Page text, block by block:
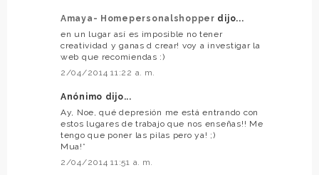
Amaya- Homepersonalshopper dijo...
en un lugar así es imposible no tener
creatividad y ganas d crear! voy a investigar la
web que recomiendas :)
2/04/2014 11:22 a. m.
Anónimo dijo...
Ay, Noe, qué depresión me está entrando con
estos lugares de trabajo que nos enseñas!! Me
tengo que poner las pilas pero ya! ;)
Mua!*
2/04/2014 11:51 a. m.